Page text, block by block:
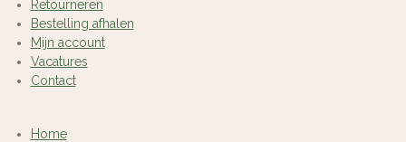
Retourneren
Bestelling afhalen
Mijn account
Vacatures
Contact
Home